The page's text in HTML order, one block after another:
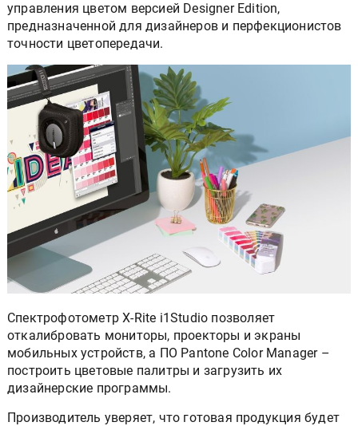
управления цветом версией Designer Edition,
предназначенной для дизайнеров и перфекционистов
точности цветопередачи.
Спектрофотометр X-Rite i1Studio позволяет
откалибровать мониторы, проекторы и экраны
мобильных устройств, а ПО Pantone Color Manager –
построить цветовые палитры и загрузить их
дизайнерские программы.
Производитель уверяет, что готовая продукция будет